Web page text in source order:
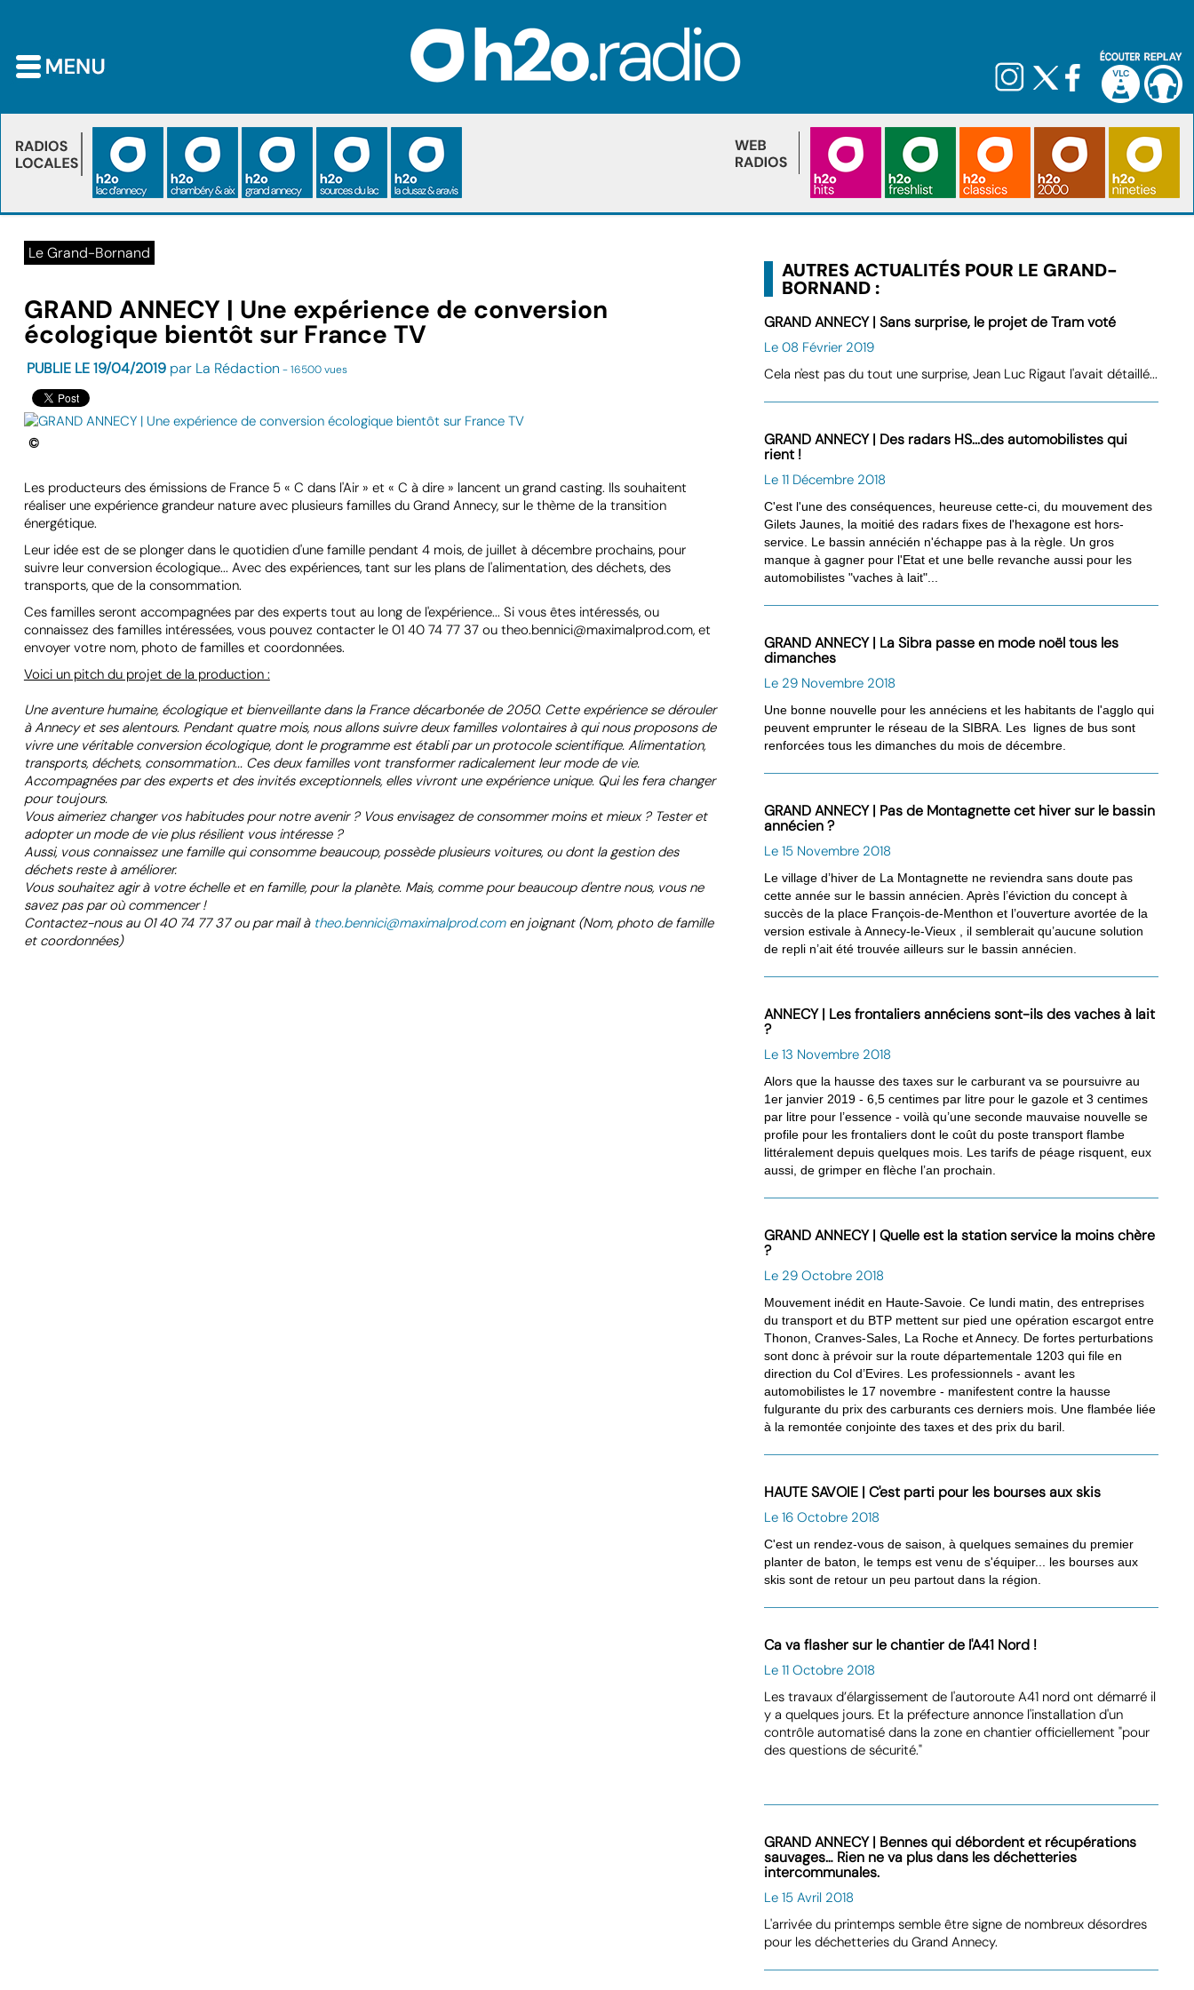
Le Grand-Bornand
GRAND ANNECY | Une expérience de conversion
écologique bientôt sur France TV
PUBLIE LE 19/04/2019par La Rédaction - 16500 vues
©
Les producteurs des émissions de France 5 « C dans l'Air » et « C à dire » lancent un grand casting. Ils souhaitent
réaliser une expérience grandeur nature avec plusieurs familles du Grand Annecy, sur le thème de la transition
énergétique.
Leur idée est de se plonger dans le quotidien d'une famille pendant 4 mois, de juillet à décembre prochains, pour
suivre leur conversion écologique... Avec des expériences, tant sur les plans de l'alimentation, des déchets, des
transports, que de la consommation.
Ces familles seront accompagnées par des experts tout au long de l'expérience... Si vous êtes intéressés, ou
connaissez des familles intéressées, vous pouvez contacter le 01 40 74 77 37 ou theo.bennici@maximalprod.com, et
envoyer votre nom, photo de familles et coordonnées.
Voici un pitch du projet de la production :
Une aventure humaine, écologique et bienveillante dans la France décarbonée de 2050. Cette expérience se dérouler
à Annecy et ses alentours. Pendant quatre mois, nous allons suivre deux familles volontaires à qui nous proposons de
vivre une véritable conversion écologique, dont le programme est établi par un protocole scientifique. Alimentation,
transports, déchets, consommation... Ces deux familles vont transformer radicalement leur mode de vie.
Accompagnées par des experts et des invités exceptionnels, elles vivront une expérience unique. Qui les fera changer
pour toujours.
Vous aimeriez changer vos habitudes pour notre avenir ? Vous envisagez de consommer moins et mieux ? Tester et
adopter un mode de vie plus résilient vous intéresse ?
Aussi, vous connaissez une famille qui consomme beaucoup, possède plusieurs voitures, ou dont la gestion des
déchets reste à améliorer.
Vous souhaitez agir à votre échelle et en famille, pour la planète. Mais, comme pour beaucoup d'entre nous, vous ne
savez pas par où commencer !
Contactez-nous au 01 40 74 77 37 ou par mail à theo.bennici@maximalprod.comen joignant (Nom, photo de famille
et coordonnées)
AUTRES ACTUALITÉS POUR LE GRAND-
BORNAND :
GRAND ANNECY | Sans surprise, le projet de Tram voté
Le 08 Février 2019
Cela n'est pas du tout une surprise, Jean Luc Rigaut l'avait détaillé...
GRAND ANNECY | Des radars HS...des automobilistes qui
rient !
Le 11 Décembre 2018
C'est l'une des conséquences, heureuse cette-ci, du mouvement des
Gilets Jaunes, la moitié des radars fixes de l'hexagone est hors-
service. Le bassin annécién n'échappe pas à la règle. Un gros
manque à gagner pour l'Etat et une belle revanche aussi pour les
automobilistes "vaches à lait"...
GRAND ANNECY | La Sibra passe en mode noël tous les
dimanches
Le 29 Novembre 2018
Une bonne nouvelle pour les annéciens et les habitants de l'agglo qui
peuvent emprunter le réseau de la SIBRA. Les lignes de bus sont
renforcées tous les dimanches du mois de décembre.
GRAND ANNECY | Pas de Montagnette cet hiver sur le bassin
annécien ?
Le 15 Novembre 2018
Le village d’hiver de La Montagnette ne reviendra sans doute pas
cette année sur le bassin annécien. Après l’éviction du concept à
succès de la place François-de-Menthon et l’ouverture avortée de la
version estivale à Annecy-le-Vieux , il semblerait qu’aucune solution
de repli n’ait été trouvée ailleurs sur le bassin annécien.
ANNECY | Les frontaliers annéciens sont-ils des vaches à lait
?
Le 13 Novembre 2018
Alors que la hausse des taxes sur le carburant va se poursuivre au
1er janvier 2019 - 6,5 centimes par litre pour le gazole et 3 centimes
par litre pour l’essence - voilà qu’une seconde mauvaise nouvelle se
profile pour les frontaliers dont le coût du poste transport flambe
littéralement depuis quelques mois. Les tarifs de péage risquent, eux
aussi, de grimper en flèche l’an prochain.
GRAND ANNECY | Quelle est la station service la moins chère
?
Le 29 Octobre 2018
Mouvement inédit en Haute-Savoie. Ce lundi matin, des entreprises
du transport et du BTP mettent sur pied une opération escargot entre
Thonon, Cranves-Sales, La Roche et Annecy. De fortes perturbations
sont donc à prévoir sur la route départementale 1203 qui file en
direction du Col d’Evires. Les professionnels - avant les
automobilistes le 17 novembre - manifestent contre la hausse
fulgurante du prix des carburants ces derniers mois. Une flambée liée
à la remontée conjointe des taxes et des prix du baril.
HAUTE SAVOIE | C'est parti pour les bourses aux skis
Le 16 Octobre 2018
C'est un rendez-vous de saison, à quelques semaines du premier
planter de baton, le temps est venu de s'équiper... les bourses aux
skis sont de retour un peu partout dans la région.
Ca va flasher sur le chantier de l'A41 Nord !
Le 11 Octobre 2018
Les travaux d’élargissement de l'autoroute A41 nord ont démarré il
y a quelques jours. Et la préfecture annonce l'installation d'un
contrôle automatisé dans la zone en chantier officiellement "pour
des questions de sécurité."
GRAND ANNECY | Bennes qui débordent et récupérations
sauvages… Rien ne va plus dans les déchetteries
intercommunales.
Le 15 Avril 2018
L'arrivée du printemps semble être signe de nombreux désordres
pour les déchetteries du Grand Annecy.